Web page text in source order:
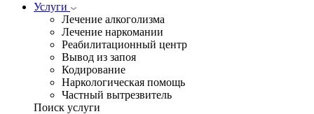
Услуги
Лечение алкоголизма
Лечение наркомании
Реабилитационный центр
Вывод из запоя
Кодирование
Наркологическая помощь
Частный вытрезвитель
Поиск услуги